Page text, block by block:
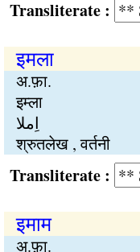
:
इमला
अ.फ़ा.
इम्ला
اِملا
श्रुतलेख , वर्तनी
:
इमाम
अ.फ़ा.